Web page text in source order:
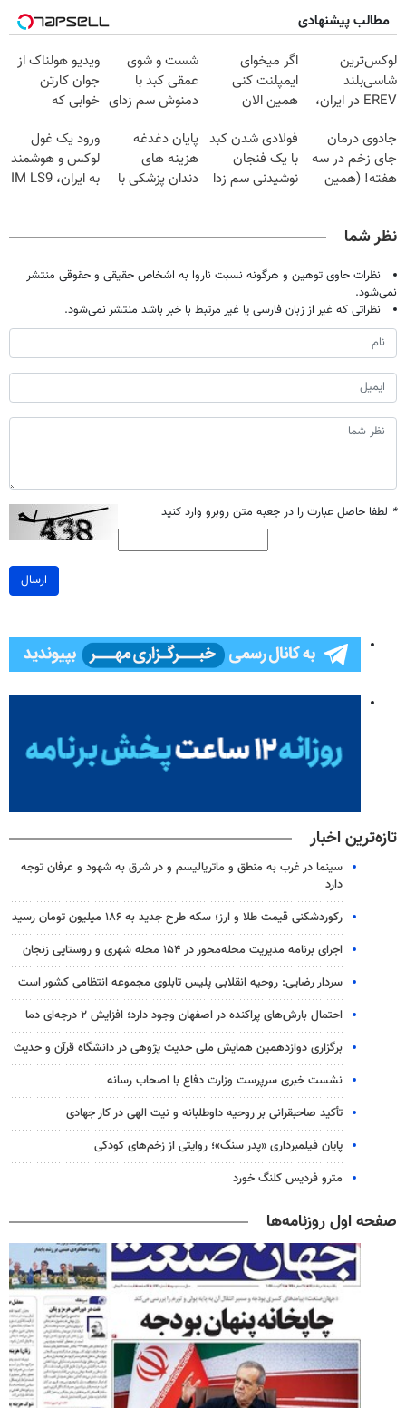
مطالب پیشنهادی
لوکس‌ترین
شاسی‌بلند
EREV در ایران،
رونمایی شد!
اگر میخوای
ایمپلنت کنی
همین الان
۲۵ میلیون
تومان!!!
شست و شوی
عمقی کبد با
دمنوش سم زدای
ویدیو هولناک از
جوان کارتن
خوابی که
آموزش رایگان
جادوی درمان
جای زخم در سه
هفته! (همین
فولادی شدن کبد
با یک فنجان
نوشیدنی سم زدا
پایان دغدغه
هزینه های
دندان پزشکی با
ورود یک غول
لوکس و هوشمند
به ایران، IM LS9
نظر شما
نظرات حاوی توهین و هرگونه نسبت ناروا به اشخاص حقیقی و حقوقی منتشر
نمی‌شود.
نظراتی که غیر از زبان فارسی یا غیر مرتبط با خبر باشد منتشر نمی‌شود.
* لطفا حاصل عبارت را در جعبه متن روبرو وارد کنید
ارسال
تازه‌ترین اخبار
سینما در غرب به منطق و ماتریالیسم و در شرق به شهود و عرفان توجه
دارد
رکوردشکنی قیمت طلا و ارز؛ سکه طرح جدید به ۱۸۶ میلیون تومان رسید
اجرای برنامه مدیریت محله‌محور در ۱۵۴ محله شهری و روستایی زنجان
سردار رضایی: روحیه انقلابی پلیس تابلوی مجموعه انتظامی کشور است
احتمال بارش‌های پراکنده در اصفهان وجود دارد؛ افزایش ۲ درجه‌ای دما
برگزاری دوازدهمین همایش ملی حدیث پژوهی در دانشگاه قرآن و حدیث
نشست خبری سرپرست وزارت دفاع با اصحاب رسانه
تأکید صاحبقرانی بر روحیه داوطلبانه و نیت الهی در کار جهادی
پایان فیلمبرداری «پدر سنگ»؛ روایتی از زخم‌های کودکی
مترو فردیس کلنگ خورد
صفحه اول روزنامه‌ها